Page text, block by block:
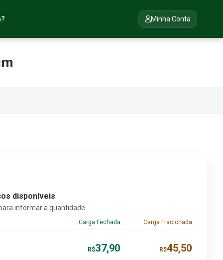
Minha Conta
disponíveis
informar a quantidade.
Carga Fechada Carga Fracionada
R$37,90 R$45,50